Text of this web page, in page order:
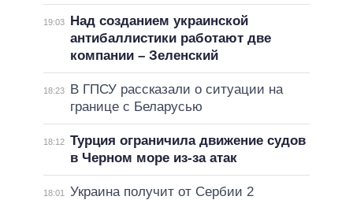
19:03
Над созданием украинской
антибаллистики работают две
компании – Зеленский
18:23
В ГПСУ рассказали о ситуации на
границе с Беларусью
18:12 Турция ограничила движение судов
в Черном море из-за атак
18:01
Украина получит от Сербии 2